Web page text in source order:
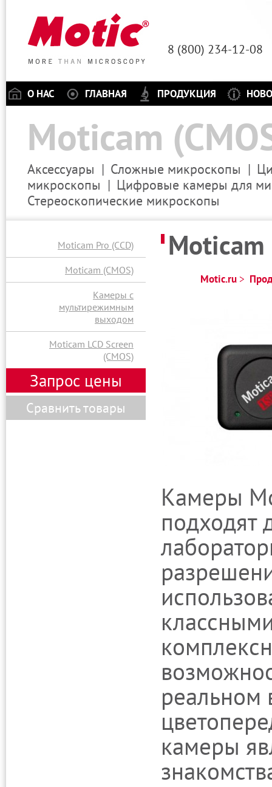
8 (800) 234-12-
О НАС ГЛАВНАЯ ПРОДУКЦИЯ
Moticam
Аксессуары Сложные микроскопы
микроскопы
Цифровые камеры для
Стереоскопические микроскопы
Moticam Pro (CCD)
Moticam (CMOS)
Камеры с
мультирежимным
выходом
Moticam LCD Screen
(CMOS)
Запрос цены
Сравнить товары
Moticam
Motic.ru
Камеры
подходят
реальном
камеры